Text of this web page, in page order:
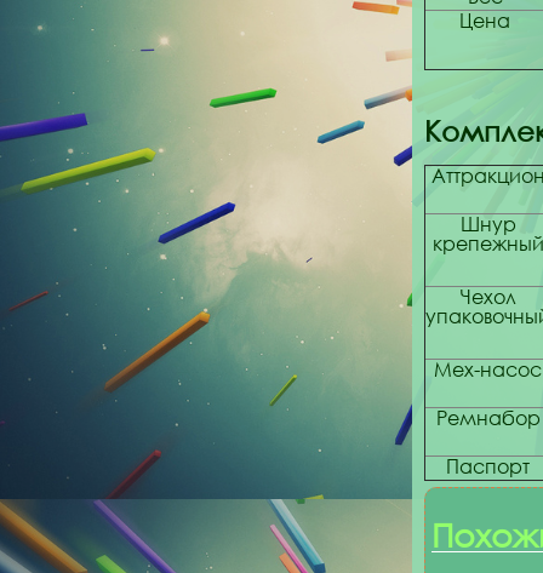
Цена
Шнур
крепежный
Чехол
Мех-насос
Ремнабор
Паспорт